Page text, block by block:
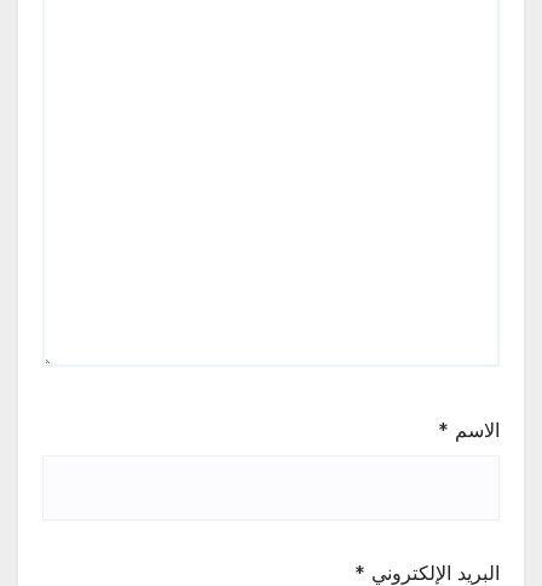
الاسم *
البريد الإلكتروني *